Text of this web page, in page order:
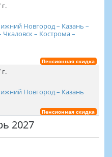
г.
Новгород – Казань –
– Кострома –
Пенсионная скидка
г.
Новгород – Казань
Пенсионная скидка
2027